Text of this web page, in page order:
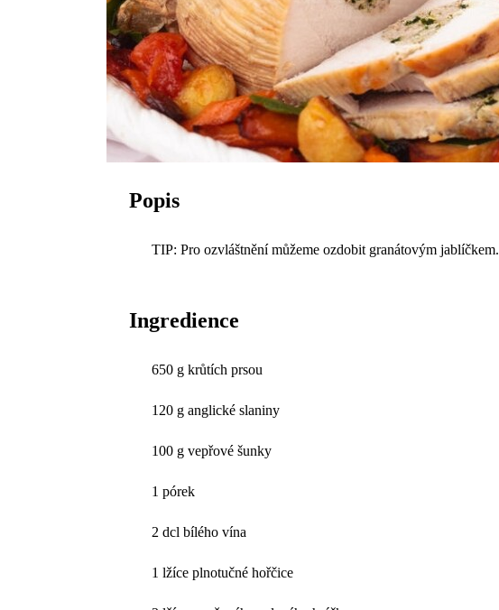
Popis
TIP: Pro ozvláštnění můžeme ozdobit granátovým jablíčkem.
Ingredience
650 g krůtích prsou
120 g anglické slaniny
100 g vepřové šunky
1 pórek
2 dcl bílého vína
1 lžíce plnotučné hořčice